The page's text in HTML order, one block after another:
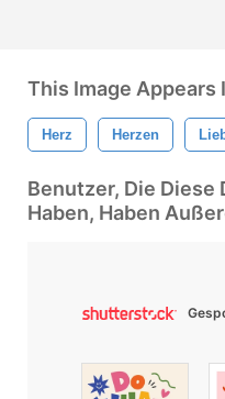
This Image Appears
Herz Herzen
Benutzer, Die
Haben, Haben